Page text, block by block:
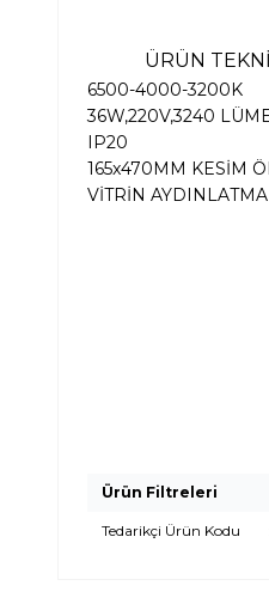
ÜRÜN
6500-4000-3200K
36W,220V,3240
IP20
165x470MM KESİM
VİTRİN
Ürün Filtreleri
Tedarikçi Ürün Kodu